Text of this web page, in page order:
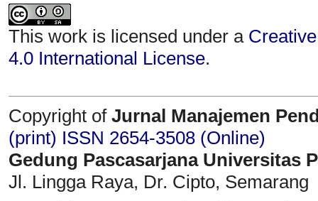
This work is licensed under a
4.0 International License.
Copyright of Jurnal Manajemen
(print) ISSN 2654-3508 (Online)
Gedung Pascasarjana Universitas
Jl. Lingga Raya, Dr. Cipto, Semarang